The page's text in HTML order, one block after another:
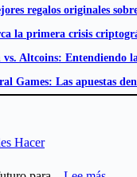
regalos originales
la primera crisis
vs. Altcoins: Entendiendo
Games: Las apuestas
Hacer